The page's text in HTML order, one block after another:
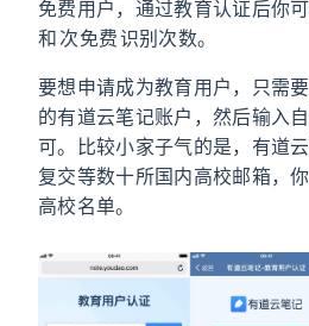
免费用户，通过教育认证后你可以
和 1000 次免费 OCR 识别次数。
要想申请成为教育用户，只需
的有道云笔记账户，然后输入
可。比较小家子气的是，有道
复交等数十所国内高校邮箱，
高校名单。